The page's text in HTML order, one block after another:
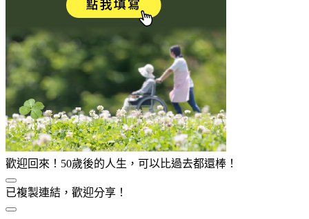
歡迎回來！50歲後的人生，可以比過去都還棒！
已複製連結，歡迎分享！